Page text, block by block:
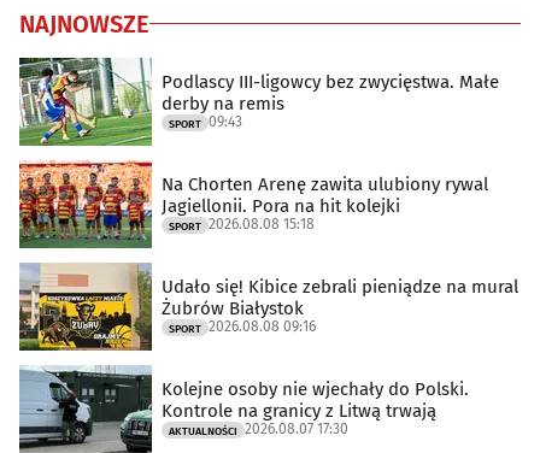
NAJNOWSZE
Podlascy III-ligowcy bez zwycięstwa. Małe
derby na remis
SPORT 09:43
Na Chorten Arenę zawita ulubiony rywal
Jagiellonii. Pora na hit kolejki
SPORT 2026.08.08 15:18
Udało się! Kibice zebrali pieniądze na mural
Żubrów Białystok
SPORT 2026.08.08 09:16
Kolejne osoby nie wjechały do Polski.
Kontrole na granicy z Litwą trwają
AKTUALNOŚCI 2026.08.07 17:30